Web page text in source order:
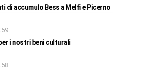
di accumulo Bess a Melfi e Picerno
i nostri beni culturali